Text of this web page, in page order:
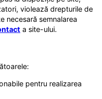
violează drepturile de
necesară semnalarea
a site-ului.
pentru realizarea